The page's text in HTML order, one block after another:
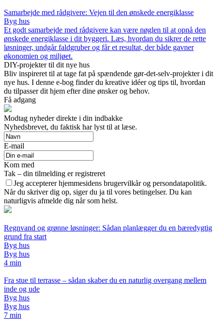
Samarbejde med rådgivere: Vejen til den ønskede energiklasse
Byg hus
Et godt samarbejde med rådgivere kan være nøglen til at opnå den
ønskede energiklasse i dit byggeri. Læs, hvordan du sikrer de rette
løsninger, undgår faldgruber og får et resultat, der både gavner
økonomien og miljøet.
DIY-projekter til dit nye hus
Bliv inspireret til at tage fat på spændende gør-det-selv-projekter i dit
nye hus. I denne e-bog finder du kreative idéer og tips til, hvordan
du tilpasser dit hjem efter dine ønsker og behov.
Få adgang
Modtag nyheder direkte i din indbakke
Nyhedsbrevet, du faktisk har lyst til at læse.
E-mail
Kom med
Tak – din tilmelding er registreret
Jeg accepterer hjemmesidens brugervilkår og persondatapolitik.
Når du skriver dig op, siger du ja til vores betingelser. Du kan
naturligvis afmelde dig når som helst.
Regnvand og grønne løsninger: Sådan planlægger du en bæredygtig
grund fra start
Byg hus
Byg hus
4 min
Fra stue til terrasse – sådan skaber du en naturlig overgang mellem
inde og ude
Byg hus
Byg hus
7 min